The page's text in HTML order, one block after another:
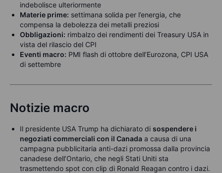
indebolisce ulteriormente
Materie prime: settimana solida per l’energia, che
compensa la debolezza dei metalli preziosi
Obbligazioni: rimbalzo dei rendimenti dei Treasury USA in
vista del rilascio del CPI
Eventi macro: PMI flash di ottobre dell’Eurozona, CPI USA
di settembre
Notizie macro
Il presidente USA Trump ha dichiarato di sospendere i
negoziati commerciali con il Canada a causa di una
campagna pubblicitaria anti-dazi promossa dalla provincia
canadese dell’Ontario, che negli Stati Uniti sta
trasmettendo spot con clip di Ronald Reagan contro i dazi.